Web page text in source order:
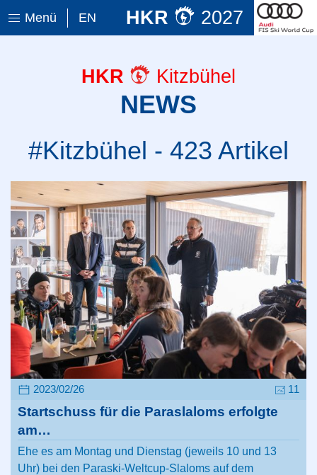
Menü EN HKR 2027
HKR Kitzbühel
NEWS
#Kitzbühel - 423 Artikel
2023/02/26 11
Startschuss für die Paraslaloms erfolgte
am…
Ehe es am Montag und Dienstag (jeweils 10 und 13
Uhr) bei den Paraski-Weltcup-Slaloms auf dem